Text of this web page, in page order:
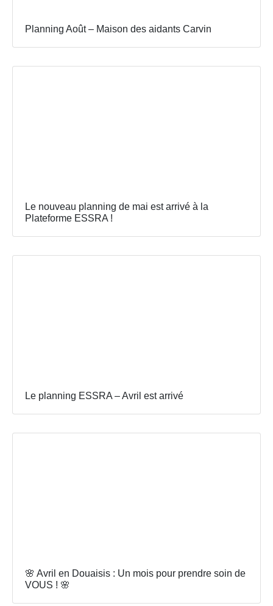
Planning Août – Maison des aidants Carvin
Le nouveau planning de mai est arrivé à la
Plateforme ESSRA !
Le planning ESSRA – Avril est arrivé
🌸 Avril en Douaisis : Un mois pour prendre soin de
VOUS ! 🌸